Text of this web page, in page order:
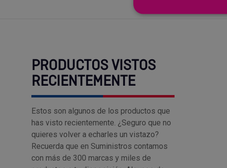
PRODUCTOS VISTOS
RECIENTEMENTE
Estos son algunos de los productos que
has visto recientemente. ¿Seguro que no
quieres volver a echarles un vistazo?
Recuerda que en Suministros contamos
con más de 300 marcas y miles de